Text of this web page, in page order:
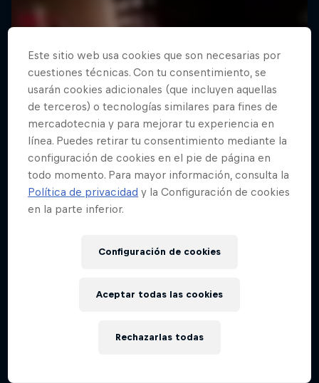
Este sitio web usa cookies que son necesarias por
cuestiones técnicas. Con tu consentimiento, se
usarán cookies adicionales (que incluyen aquellas
de terceros) o tecnologías similares para fines de
mercadotecnia y para mejorar tu experiencia en
línea. Puedes retirar tu consentimiento mediante la
configuración de cookies en el pie de página en
todo momento. Para mayor información, consulta la
Política de privacidad y la Configuración de cookies
en la parte inferior.
Configuración de cookies
Rechazarlas todas
Aceptar todas las cookies